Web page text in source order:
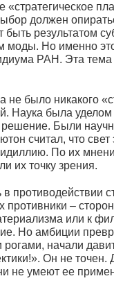
«стратегическое
должен
результатом
моды. Но именно
РАН. Эта тема
не было никакого
Наука была
Были
считал, что
По их
их точку зрения.
противодействии
противники –
или к
Но амбиции
начали
Он не точен.
не умеют ее